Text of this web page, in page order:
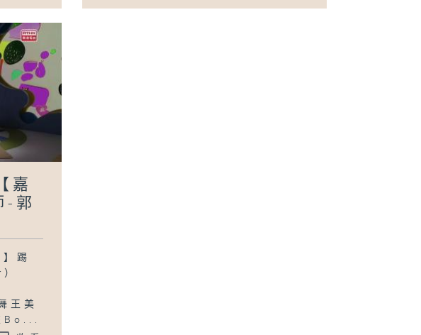
嘉
-郭
踢
王美
Bo...